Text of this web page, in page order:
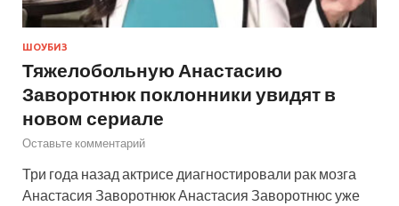
ШОУБИЗ
Тяжелобольную Анастасию
Заворотнюк поклонники увидят в
новом сериале
Оставьте комментарий
Три года назад актрисе диагностировали рак мозга
Анастасия Заворотнюк Анастасия Заворотнюс уже